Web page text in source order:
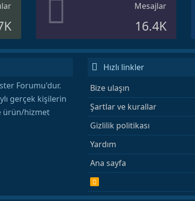
Mesajlar
16.4K
Forumu'dur.
gerçek kişilerin
ürün/hizmet
Hızlı linkler
Bize ulaşın
Şartlar ve kurallar
Gizlilik politikası
Yardım
Ana sayfa
R
S
S